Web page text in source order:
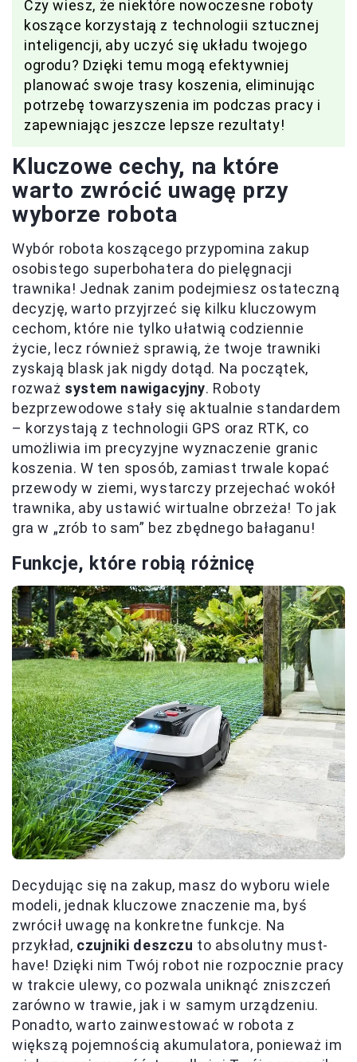
Czy wiesz, że niektóre nowoczesne roboty
koszące korzystają z technologii sztucznej
inteligencji, aby uczyć się układu twojego
ogrodu? Dzięki temu mogą efektywniej
planować swoje trasy koszenia, eliminując
potrzebę towarzyszenia im podczas pracy i
zapewniając jeszcze lepsze rezultaty!
Kluczowe cechy, na które
warto zwrócić uwagę przy
wyborze robota
Wybór robota koszącego przypomina zakup
osobistego superbohatera do pielęgnacji
trawnika! Jednak zanim podejmiesz ostateczną
decyzję, warto przyjrzeć się kilku kluczowym
cechom, które nie tylko ułatwią codziennie
życie, lecz również sprawią, że twoje trawniki
zyskają blask jak nigdy dotąd. Na początek,
rozważ system nawigacyjny. Roboty
bezprzewodowe stały się aktualnie standardem
– korzystają z technologii GPS oraz RTK, co
umożliwia im precyzyjne wyznaczenie granic
koszenia. W ten sposób, zamiast trwale kopać
przewody w ziemi, wystarczy przejechać wokół
trawnika, aby ustawić wirtualne obrzeża! To jak
gra w „zrób to sam” bez zbędnego bałaganu!
Funkcje, które robią różnicę
Decydując się na zakup, masz do wyboru wiele
modeli, jednak kluczowe znaczenie ma, byś
zwrócił uwagę na konkretne funkcje. Na
przykład, czujniki deszczu to absolutny must-
have! Dzięki nim Twój robot nie rozpocznie pracy
w trakcie ulewy, co pozwala uniknąć zniszczeń
zarówno w trawie, jak i w samym urządzeniu.
Ponadto, warto zainwestować w robota z
większą pojemnością akumulatora, ponieważ im